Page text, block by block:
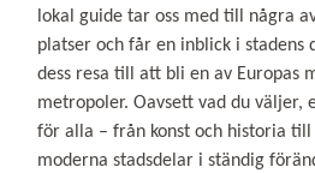
lokal guide tar oss med till några
platser och får en inblick i stadens
dess resa till att bli en av Europas
metropoler. Oavsett vad du väljer,
för alla – från konst och historia
moderna stadsdelar i ständig